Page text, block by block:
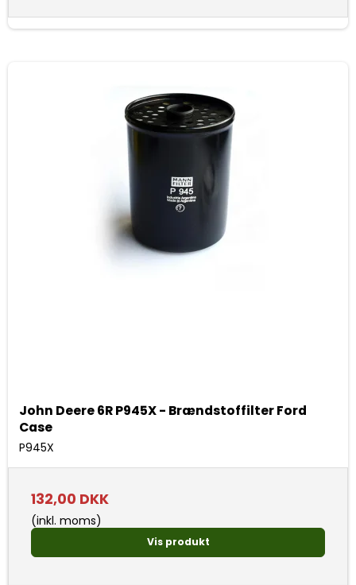
John Deere 6R P945X - Brændstoffilter Ford
Case
P945X
132,00 DKK
(inkl. moms)
Vis produkt